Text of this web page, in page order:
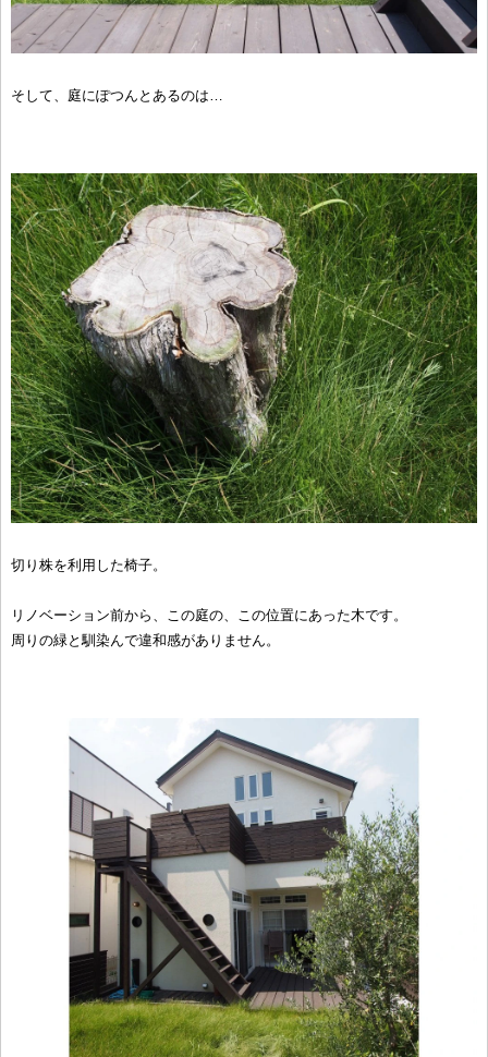
そして、庭にぽつんとあるのは…
切り株を利用した椅子。
リノベーション前から、この庭の、この位置にあった木です。
周りの緑と馴染んで違和感がありません。